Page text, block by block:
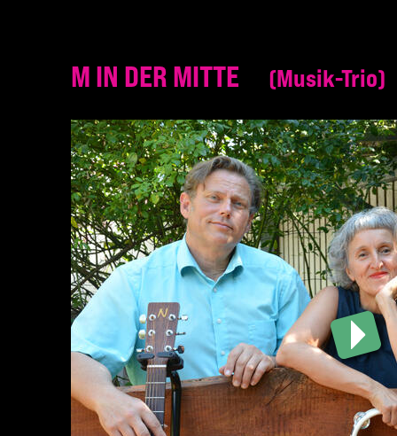
M IN DER MITTE Musik-Trio